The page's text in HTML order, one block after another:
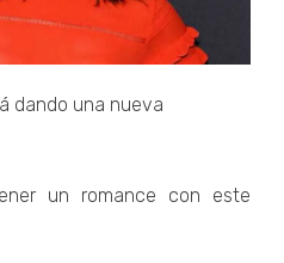
dando una nueva
un romance con este